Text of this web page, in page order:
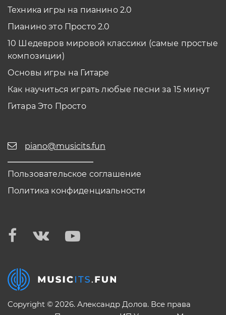
Техника игры на пианино 2.0
Пианино это Просто 2.0
10 Шедевров мировой классики (самые простые
композиции)
Основы игры на Гитаре
Как научиться играть любые песни за 15 минут
Гитара Это Просто
piano@musicits.fun
Пользовательское соглашение
Политика конфиденциальности
Copyright © 2026. Александр Долов. Все права